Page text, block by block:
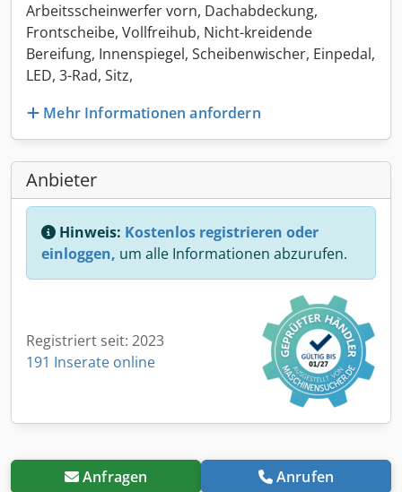
Arbeitsscheinwerfer vorn, Dachabdeckung,
Frontscheibe, Vollfreihub, Nicht-kreidende
Bereifung, Innenspiegel, Scheibenwischer, Einpedal,
LED, 3-Rad, Sitz,
Mehr Informationen anfordern
Anbieter
Hinweis: Kostenlos registrieren oder
einloggen, um alle Informationen abzurufen.
Registriert seit: 2023
191 Inserate online
Anfragen Anrufen